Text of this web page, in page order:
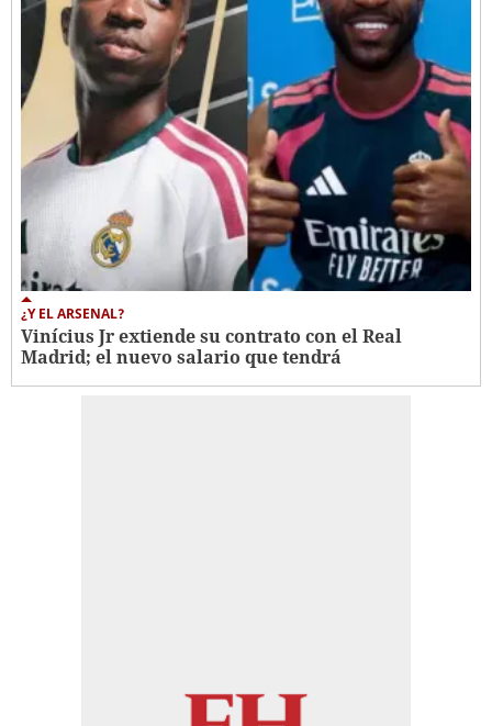
¿Y EL ARSENAL?
Vinícius Jr extiende su contrato con el Real
Madrid; el nuevo salario que tendrá